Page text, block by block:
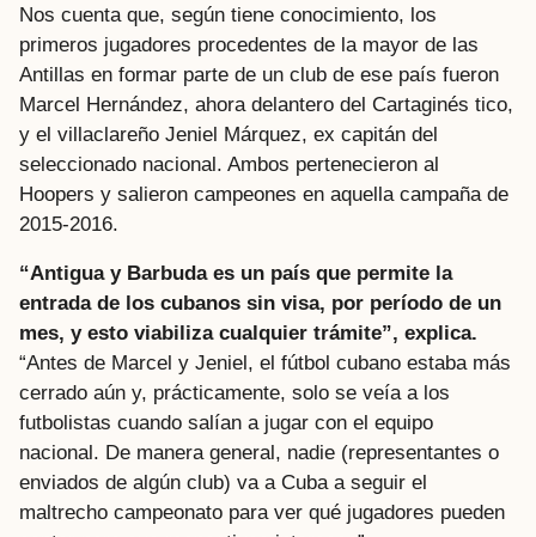
Nos cuenta que, según tiene conocimiento, los
primeros jugadores procedentes de la mayor de las
Antillas en formar parte de un club de ese país fueron
Marcel Hernández, ahora delantero del Cartaginés tico,
y el villaclareño Jeniel Márquez, ex capitán del
seleccionado nacional. Ambos pertenecieron al
Hoopers y salieron campeones en aquella campaña de
2015-2016.
“Antigua y Barbuda es un país que permite la
entrada de los cubanos sin visa, por período de un
mes, y esto viabiliza cualquier trámite”, explica.
“Antes de Marcel y Jeniel, el fútbol cubano estaba más
cerrado aún y, prácticamente, solo se veía a los
futbolistas cuando salían a jugar con el equipo
nacional. De manera general, nadie (representantes o
enviados de algún club) va a Cuba a seguir el
maltrecho campeonato para ver qué jugadores pueden